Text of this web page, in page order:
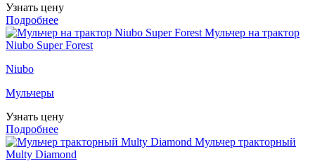
Узнать цену
Подробнее
Мульчер на трактор
Niubo Super Forest
Niubo
Мульчеры
Узнать цену
Подробнее
Мульчер тракторный
Multy Diamond